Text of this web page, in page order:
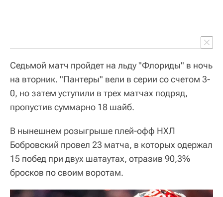
Седьмой матч пройдет на льду "Флориды" в ночь
на вторник. "Пантеры" вели в серии со счетом 3-
0, но затем уступили в трех матчах подряд,
пропустив суммарно 18 шайб.
В нынешнем розыгрыше плей-офф НХЛ
Бобровский провел 23 матча, в которых одержал
15 побед при двух шатаутах, отразив 90,3%
бросков по своим воротам.